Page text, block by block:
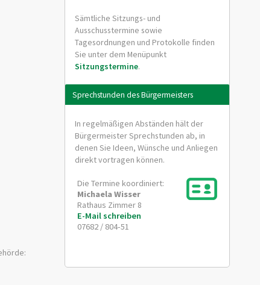
Sämtliche Sitzungs- und
Ausschusstermine sowie
Tagesordnungen und Protokolle finden
Sie unter dem Menüpunkt
Sitzungstermine.
Sprechstunden des Bürgermeisters
In regelmäßigen Abständen hält der
Bürgermeister Sprechstunden ab, in
denen Sie Ideen, Wünsche und Anliegen
direkt vortragen können.
Die Termine koordiniert:
Michaela Wisser
Rathaus Zimmer 8
E-Mail schreiben
07682 / 804-51